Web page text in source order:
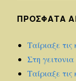
ΠΡΌΣΦΑΤΑ
Ταίριαξε
Στη
Ταίριαξε τις